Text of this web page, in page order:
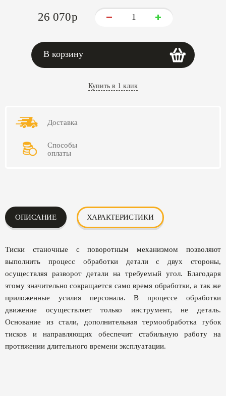
26 070p
В корзину
Купить в 1 клик
Доставка
Способы
оплаты
ОПИСАНИЕ ХАРАКТЕРИСТИКИ
Тиски станочные с поворотным механизмом позволяют
выполнить процесс обработки детали с двух стороны,
осуществляя разворот детали на требуемый угол. Благодаря
этому значительно сокращается само время обработки, а так же
приложенные усилия персонала. В процессе обработки
движение осуществляет только инструмент, не деталь.
Основание из стали, дополнительная термообработка губок
тисков и направляющих обеспечит стабильную работу на
протяжении длительного времени эксплуатации.